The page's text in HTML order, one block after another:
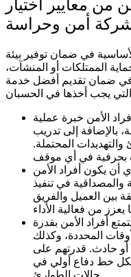
من معايير اختيار
أمن وحراسة
في ضمان توفير بيئة
الممتلكات أو المنشآت،
في ضمان تقديم أفضل خدمة
الأمن خبرة عملية
بالإضافة إلى تدريب
المحتملة.
أن يكون أفراد الأمن
والمصداقية في تنفيذ
بين العميل والفريق
أفراد الأمن بقدرة
المحددة، وكذلك
أو حادث. قدرتهم على
خط دفاع أولي في